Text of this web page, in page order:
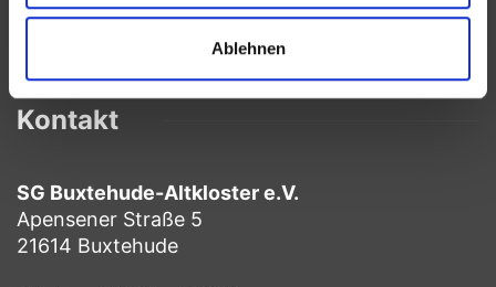
Ablehnen
Kontakt
SG Buxtehude-Altkloster e.V.
Apensener Straße 5
21614 Buxtehude